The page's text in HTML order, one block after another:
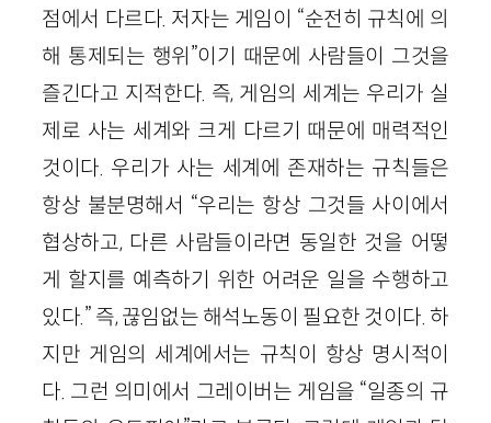
점에서 다르다. 저자는 게임이 “순전히 규칙에 의
해 통제되는 행위”이기 때문에 사람들이 그것을
즐긴다고 지적한다. 즉, 게임의 세계는 우리가 실
제로 사는 세계와 크게 다르기 때문에 매력적인
것이다. 우리가 사는 세계에 존재하는 규칙들은
항상 불분명해서 “우리는 항상 그것들 사이에서
협상하고, 다른 사람들이라면 동일한 것을 어떻
게 할지를 예측하기 위한 어려운 일을 수행하고
있다.” 즉, 끊임없는 해석노동이 필요한 것이다. 하
지만 게임의 세계에서는 규칙이 항상 명시적이
다. 그런 의미에서 그레이버는 게임을 “일종의 규